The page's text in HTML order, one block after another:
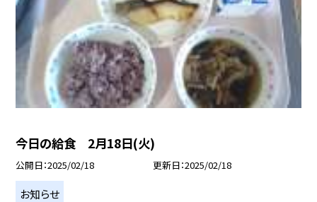
今日の給食 2月18日(火)
公開日 2025/02/18 更新日 2025/02/18
お知らせ